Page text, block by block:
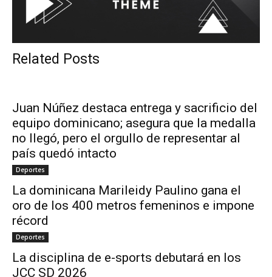
Related Posts
Juan Núñez destaca entrega y sacrificio del
equipo dominicano; asegura que la medalla
no llegó, pero el orgullo de representar al
país quedó intacto
Deportes
La dominicana Marileidy Paulino gana el
oro de los 400 metros femeninos e impone
récord
Deportes
La disciplina de e-sports debutará en los
JCC SD 2026